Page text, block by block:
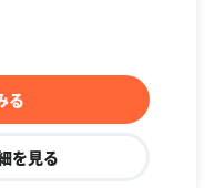
る
を見る